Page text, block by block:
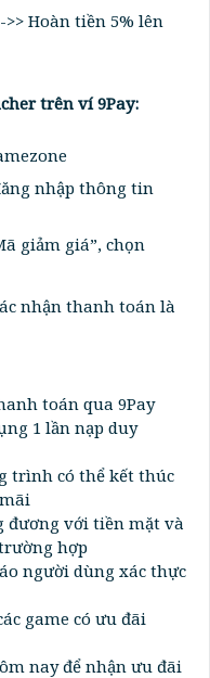
->> Hoàn tiền 5% lên
trên ví 9Pay:
nhập thông tin
giảm giá”, chọn
nhận thanh toán là
toán qua 9Pay
1 lần nạp duy
trình có thể kết thúc
đương với tiền mặt và
hợp
người dùng xác thực
game có ưu đãi
nay để nhận ưu đãi